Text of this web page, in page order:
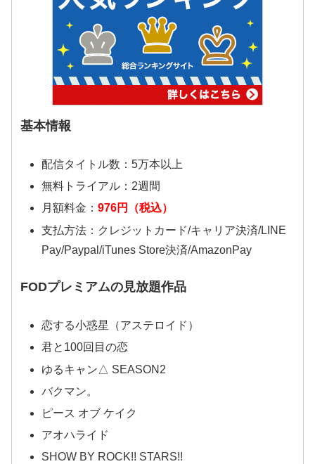
基本情報
配信タイトル数：5万本以上
無料トライアル：2週間
月額料金： 976円（税込）
支払方法：クレジットカード/キャリア決済/LINE
Pay/Paypal/iTunes Store決済/AmazonPay
FODプレミアムの見放題作品
恋する小惑星（アステロイド）
君と100回目の恋
ゆるキャン△ SEASON2
バクマン。
ピース オブ ケイク
アオハライド
SHOW BY ROCK!! STARS!!